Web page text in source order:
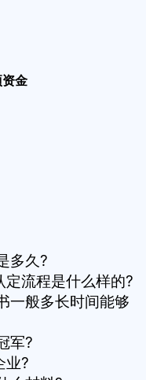
金
多久?
定流程是什么样的?
一般多长时间能够
军?
业?